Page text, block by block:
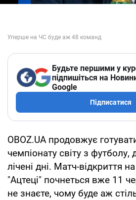
Будьте першими у
підпишіться на
Google
Підписатися
OBOZ.UA продовжує
чемпіонату світу з футболу,
лічені дні. Матч-відкриття
"Ацтеці" почнеться вже 11
не знаєте, чому буде аж